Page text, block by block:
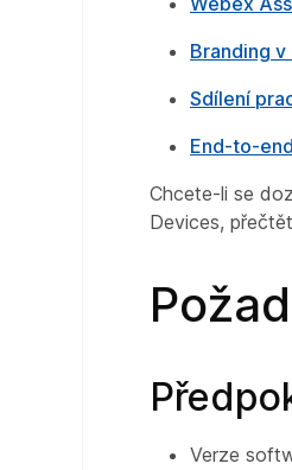
Branding
Sdílení
End-to-
Chcete-li se
Devices,
Verze